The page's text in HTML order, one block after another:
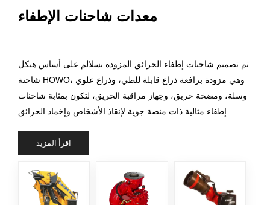
معدات شاحنات الإطفاء
تم تصميم شاحنات إطفاء الحرائق المزودة بسلالم على أساس هيكل
شاحنة HOWO، وهي مزودة برافعة ذراع قابلة للطي، وذراع علوي
وسلة، ومضخة حريق، وجهاز مراقبة الحريق، لتكون بمثابة شاحنات
إطفاء مثالية ذات منصة جوية لإنقاذ الأشخاص وإخماد الحرائق.
اقرأ المزيد